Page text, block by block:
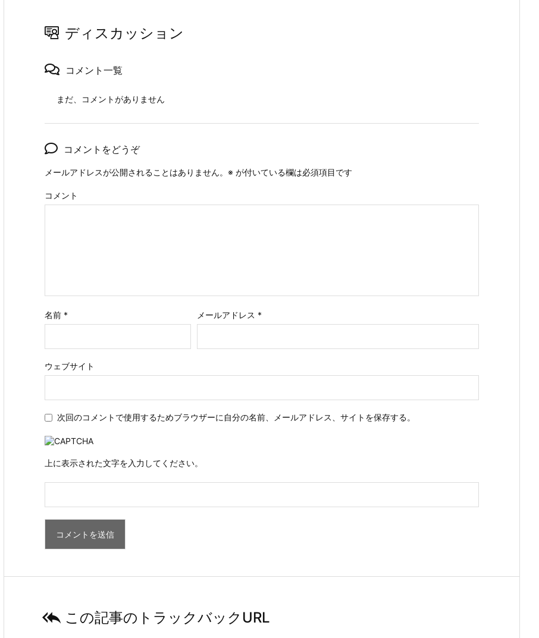
ディスカッション
コメント一覧
まだ、コメントがありません
コメントをどうぞ
メールアドレスが公開されることはありません。 ※ が付いている欄は必須項目です
コメント
名前 * メールアドレス *
ウェブサイト
次回のコメントで使用するためブラウザーに自分の名前、メールアドレス、サイトを保存する。
上に表示された文字を入力してください。
 この記事のトラックバックURL